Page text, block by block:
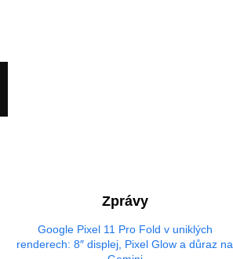
Zprávy
Google Pixel 11 Pro Fold v uniklých
renderech: 8″ displej, Pixel Glow a důraz na